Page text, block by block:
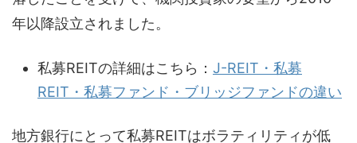
年以降設立されました。
私募REITの詳細はこちら： J-REIT・私募
REIT・私募ファンド・ブリッジファンドの違い
地方銀行にとって私募REITはボラティリティが低